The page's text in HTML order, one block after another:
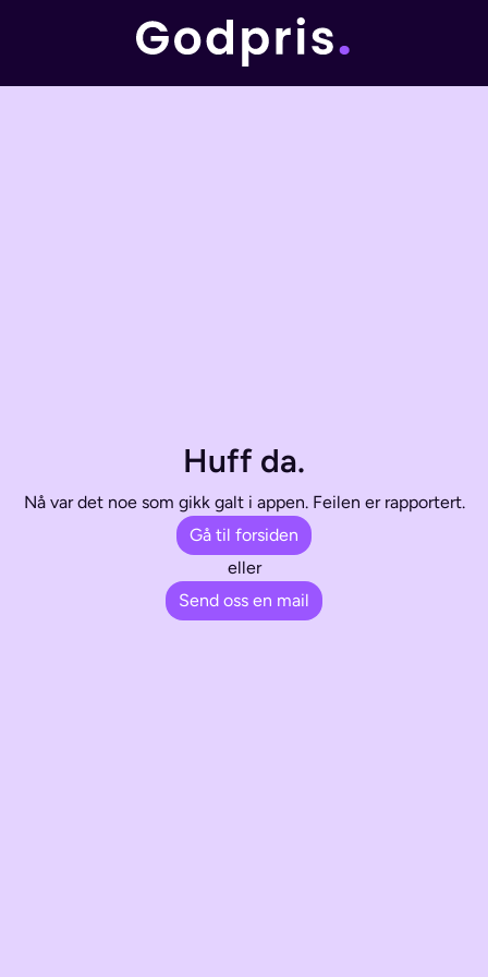
Huff da.
Nå var det noe som gikk galt i appen. Feilen er rapportert.
Gå til forsiden
eller
Send oss en mail